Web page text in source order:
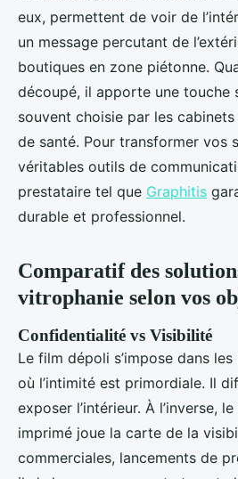
eux, permettent de voir de
un message percutant de
boutiques en zone piétonne.
découpé, il apporte une touche
souvent choisie par les
de santé. Pour transformer vos
véritables outils de
prestataire tel que Graphitis
durable et professionnel.
Comparatif des
vitrophanie selon vos
Confidentialité vs Visibilité
Le film dépoli s’impose dans
où l’intimité est primordiale. Il
exposer l’intérieur. À l’inverse,
imprimé joue la carte de la
commerciales, lancements de